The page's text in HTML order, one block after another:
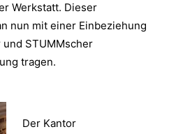
Werkstatt. Dieser
nun mit einer Einbeziehung
STUMMscher
tragen.
Der Kantor